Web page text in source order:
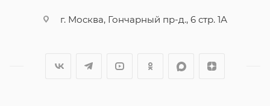
г. Москва, Гончарный пр-д., 6 стр. 1А